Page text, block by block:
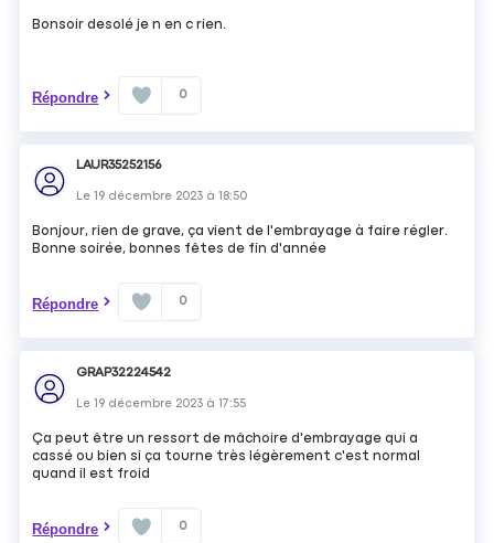
Bonsoir desolé je n en c rien.
Répondre 0
LAUR35252156
Le19 décembre 2023 à18:50
Bonjour, rien de grave, ça vient de l'embrayage à faire régler.
Bonne soirée, bonnes fêtes de fin d'année
Répondre 0
GRAP32224542
Le19 décembre 2023 à17:55
Ça peut être un ressort de mâchoire d'embrayage qui a
cassé ou bien si ça tourne très légèrement c'est normal
quand il est froid
Répondre 0